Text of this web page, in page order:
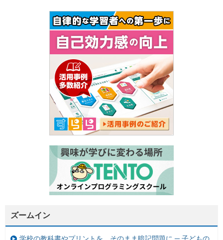
ズームイン
学校の教科書やプリントを、そのまま暗記問題に ─ 子どもの